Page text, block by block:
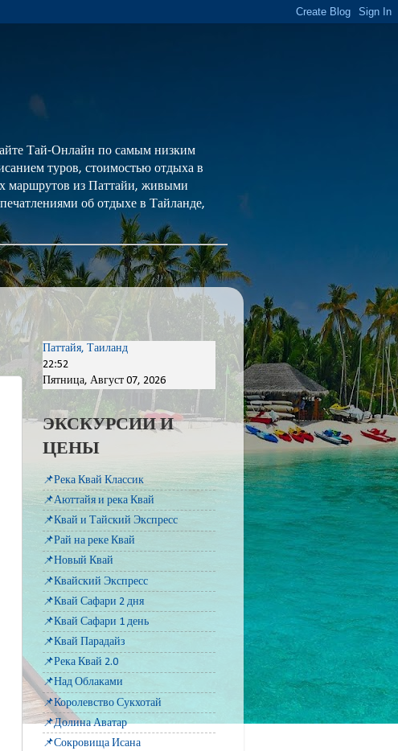
Тай-Онлайн по самым низким
туров, стоимостью отдыха в
маршрутов из Паттайи, живыми
об отдыхе в Тайланде,
Паттайя, Таиланд
22:52
Пятница, Август 07, 2026
ЭКСКУРСИИ И
ЦЕНЫ
📌Река Квай Классик
📌Аюттайя и река Квай
📌Квай и Тайский Экспресс
📌Рай на реке Квай
📌Новый Квай
📌Квайский Экспресс
📌Квай Сафари 2 дня
📌Квай Сафари 1 день
📌Квай Парадайз
📌Река Квай 2.0
📌Над Облаками
📌Королевство Сукхотай
📌Долина Аватар
📌Сокровища Исана